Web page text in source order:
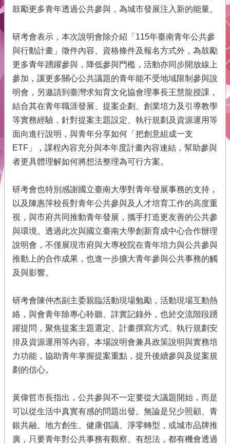
本
介
紹
網
站
導
覽
首
頁
English
市
首
頁
本
位
置
隱
私
權
及
安
全
政
鼓勵更多青年透過公共參與，為城市發展注入新的能量。
研考會表示，本次說明會除介紹「115年臺南青年公共參
與行動計畫」徵件內容、資格條件及報名方式外，為鼓勵
更多青年踴躍參與，降低參與門檻，活動亦同步開放線上
參加，讓更多關心公共議題的青年能不受地域限制參與說
明會，另邀請到臺灣求知育文化協會理事長王慧龍授課，
結合其在青年職涯發展、提案企劃、創業培力及引導教學
等實務經驗，針對提案主題設定、執行規劃及資源運用等
面向進行說明，與青年分享如何「把創意組成一支
ETF」，課程內容充分與本年度計畫內容連結，幫助參與
者更具體理解如何將想法整理為可行方案。
研考會也特別感謝國立臺南大學對青年發展事務的支持，
以及陳惠萍校長對青年公共參與及人才培育工作的高度重
視，與市府共同推動青年發展，攜手打造更友善的公共參
與環境。透過此次與國立臺南大學創新育成中心合作辦理
說明會，不僅展現市府與大專校院在青年培力與公共參與
推動上的合作成果，也進一步擴大青年參與公共事務的觸
及與影響。
研考會陳仲杰副主委親臨活動現場勉勵，活動現場互動熱
絡，與會青年除專心聆聽、詳實記錄外，也於交流階段踴
躍提問，聚焦提案主題選定、計畫撰寫方式、執行規劃安
排及資源運用等內容。本場說明會兼具政策說明與實務培
力功能，協助青年掌握提案重點，提升後續參與及提案規
劃的信心。
黃偉哲市長指出，公共參與不一定要從大議題開始，而是
可以從生活中真實有感的問題出發。無論是兒少照顧、青
銀共融、地方創生、健康倡議、淨零轉型，或城市品牌推
廣，只要青年對公共事務有觀察、有想法，都有機會透過